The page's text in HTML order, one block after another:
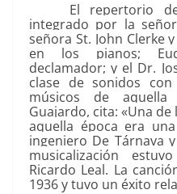
El repertorio de
integrado por la
señora St. John Clerke
en los pianos;
declamador; y el Dr.
clase de sonidos
músicos de aquella
Guajardo, cita: «Una
aquella época era
ingeniero De Tárnava y
musicalización
Ricardo Leal. La
1936 y tuvo un éxito